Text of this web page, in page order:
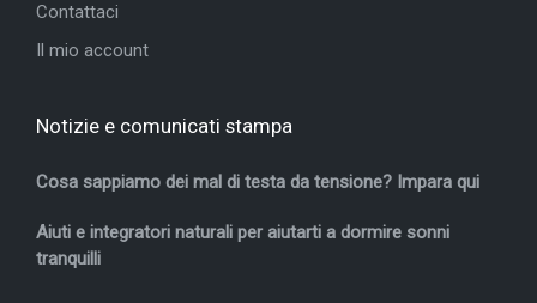
Contattaci
Il mio account
Notizie e comunicati stampa
Cosa sappiamo dei mal di testa da tensione? Impara qui
Aiuti e integratori naturali per aiutarti a dormire sonni
tranquilli